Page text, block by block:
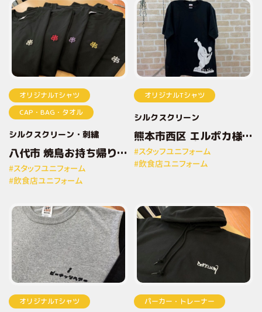
オリジナルTシャツ
CAP・BAG・タオル
シルクスクリーン 刺繍
八代市 焼鳥お持ち帰り専
門店とりしん様 オリジナ
ルプリントTシャツ
#スタッフユニフォーム
#飲食店ユニフォーム
オリジナルTシャツ
シルクスクリーン
熊本市西区 エルポカ様
オリジナルプリントTシ
ャツ
#スタッフユニフォーム
#飲食店ユニフォーム
オリジナルTシャツ パーカー・トレーナー